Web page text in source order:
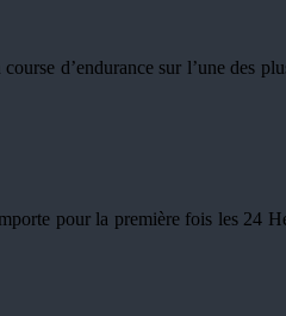
d’endurance sur l’une des
pour la première fois les 24